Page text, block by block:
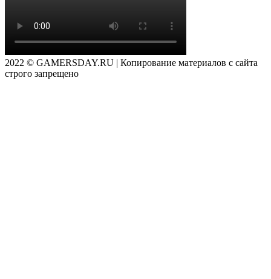
2022 © GAMERSDAY.RU | Копирование материалов с сайта
строго запрещено